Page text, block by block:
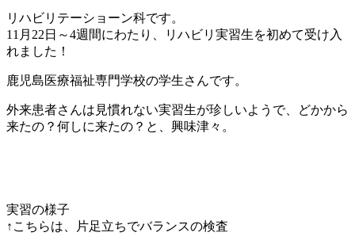
リハビリテーショーン科です。
11月22日～4週間にわたり、リハビリ実習生を初めて受け入
れました！
鹿児島医療福祉専門学校の学生さんです。
外来患者さんは見慣れない実習生が珍しいようで、どかから
来たの？何しに来たの？と、興味津々。
実習の様子
↑こちらは、片足立ちでバランスの検査